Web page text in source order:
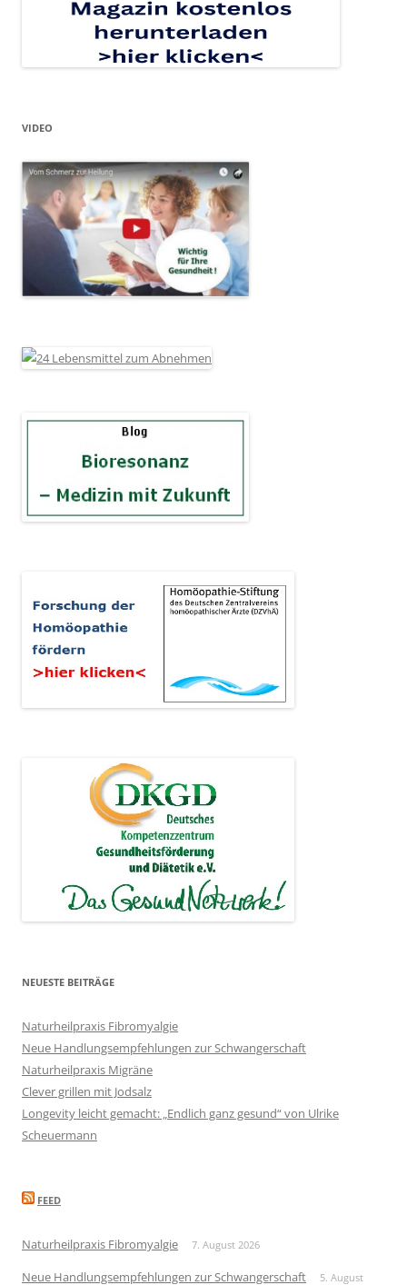
VIDEO
NEUESTE BEITRÄGE
Naturheilpraxis Fibromyalgie
Neue Handlungsempfehlungen zur Schwangerschaft
Naturheilpraxis Migräne
Clever grillen mit Jodsalz
Longevity leicht gemacht: „Endlich ganz gesund“ von Ulrike
Scheuermann
FEED
Naturheilpraxis Fibromyalgie 7. August 2026
Neue Handlungsempfehlungen zur Schwangerschaft 5. August